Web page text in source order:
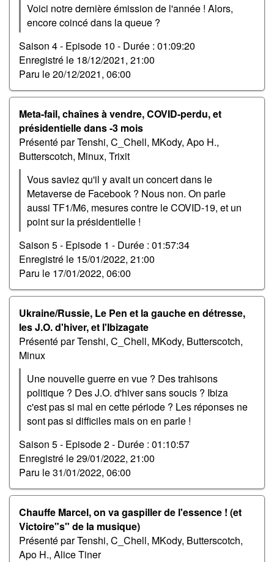
Voici notre dernière émission de l'année ! Alors,
encore coincé dans la queue ?
Saison 4 - Episode 10 - Durée : 01:09:20
Enregistré le 18/12/2021, 21:00
Paru le20/12/2021, 06:00
Meta-fail, chaînes à vendre, COVID-perdu, et
présidentielle dans -3 mois
Présenté par Tenshi, C_Chell, MKody, Apo H.,
Butterscotch, Minux, Trixit
Vous saviez qu'il y avait un concert dans le
Metaverse de Facebook ? Nous non. On parle
aussi TF1/M6, mesures contre le COVID-19, et un
point sur la présidentielle !
Saison 5 - Episode 1 - Durée : 01:57:34
Enregistré le 15/01/2022, 21:00
Paru le 17/01/2022, 06:00
Ukraine/Russie, Le Pen et la gauche en détresse,
les J.O. d'hiver, et l'Ibizagate
Présenté par Tenshi, C_Chell, MKody, Butterscotch,
Minux
Une nouvelle guerre en vue ? Des trahisons
politique ? Des J.O. d'hiver sans soucis ? Ibiza
c'est pas si mal en cette période ? Les réponses ne
sont pas si difficiles mais on en parle !
Saison 5 - Episode 2 - Durée : 01:10:57
Enregistré le29/01/2022, 21:00
Paru le31/01/2022, 06:00
Chauffe Marcel, on va gaspiller de l'essence ! (et
Victoire"s" de la musique)
Présenté par Tenshi, C_Chell, MKody, Butterscotch,
Apo H., Alice Tiner